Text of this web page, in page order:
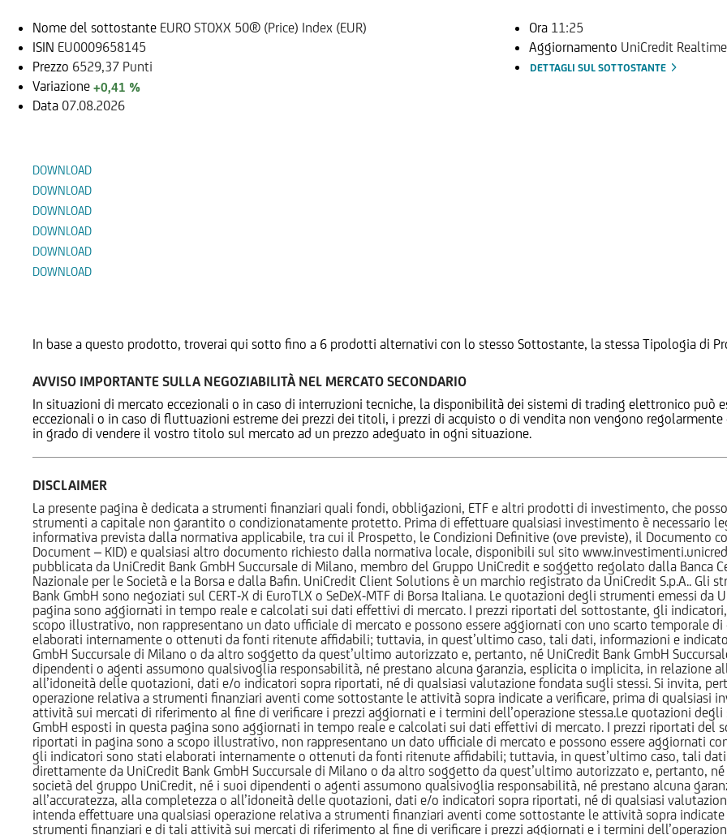
Nome del sottostante EURO STOXX 50® (Price) Index (EUR)
ISIN EU0009658145
Prezzo 6529,37 Punti
Variazione +0,41 %
Data 07.08.2026
Ora 11:25
Aggiornamento UniCredit Realtime
DETTAGLI SUL SOTTOSTANTE
DOWNLOAD
DOWNLOAD
DOWNLOAD
DOWNLOAD
DOWNLOAD
DOWNLOAD
In base a questo prodotto, troverai qui sotto fino a 6 prodotti alternativi con lo stesso Sottostante, la stessa Tipologia di
AVVISO IMPORTANTE SULLA NEGOZIABILITÀ NEL MERCATO SECONDARIO
In situazioni di mercato eccezionali o in caso di interruzioni tecniche, la disponibilità dei sistemi di trading elettronico può
eccezionali o in caso di fluttuazioni estreme dei prezzi dei titoli, i prezzi di acquisto o di vendita non vengono
in grado di vendere il vostro titolo sul mercato ad un prezzo adeguato in ogni situazione.
DISCLAIMER
La presente pagina è dedicata a strumenti finanziari quali fondi, obbligazioni, ETF e altri prodotti di investimento, che
strumenti a capitale non garantito o condizionatamente protetto. Prima di effettuare qualsiasi investimento è necessario
informativa prevista dalla normativa applicabile, tra cui il Prospetto, le Condizioni Definitive (ove previste), il Documento
Document – KID) e qualsiasi altro documento richiesto dalla normativa locale, disponibili sul sito
pubblicata da UniCredit Bank GmbH Succursale di Milano, membro del Gruppo UniCredit e soggetto regolato dalla Banca
Nazionale per le Società e la Borsa e dalla Bafin. UniCredit Client Solutions è un marchio registrato da UniCredit S.p.A.. Gli
Bank GmbH sono negoziati sul CERT-X di EuroTLX o SeDeX-MTF di Borsa Italiana. Le quotazioni degli strumenti emessi da
pagina sono aggiornati in tempo reale e calcolati sui dati effettivi di mercato. I prezzi riportati del sottostante, gli
scopo illustrativo, non rappresentano un dato ufficiale di mercato e possono essere aggiornati con uno scarto temporale
elaborati internamente o ottenuti da fonti ritenute affidabili; tuttavia, in quest’ultimo caso, tali dati, informazioni e
GmbH Succursale di Milano o da altro soggetto da quest’ultimo autorizzato e, pertanto, né UniCredit Bank GmbH
dipendenti o agenti assumono qualsivoglia responsabilità, né prestano alcuna garanzia, esplicita o implicita, in relazione
all’idoneità delle quotazioni, dati e/o indicatori sopra riportati, né di qualsiasi valutazione fondata sugli stessi. Si invita,
operazione relativa a strumenti finanziari aventi come sottostante le attività sopra indicate a verificare, prima di qualsiasi
attività sui mercati di riferimento al fine di verificare i prezzi aggiornati e i termini dell’operazione stessa.Le quotazioni degli
GmbH esposti in questa pagina sono aggiornati in tempo reale e calcolati sui dati effettivi di mercato. I prezzi riportati
riportati in pagina sono a scopo illustrativo, non rappresentano un dato ufficiale di mercato e possono essere aggiornati
gli indicatori sono stati elaborati internamente o ottenuti da fonti ritenute affidabili; tuttavia, in quest’ultimo caso, tali
direttamente da UniCredit Bank GmbH Succursale di Milano o da altro soggetto da quest’ultimo autorizzato e, pertanto,
società del gruppo UniCredit, né i suoi dipendenti o agenti assumono qualsivoglia responsabilità, né prestano alcuna
all’accuratezza, alla completezza o all’idoneità delle quotazioni, dati e/o indicatori sopra riportati, né di qualsiasi
intenda effettuare una qualsiasi operazione relativa a strumenti finanziari aventi come sottostante le attività sopra
strumenti finanziari e di tali attività sui mercati di riferimento al fine di verificare i prezzi aggiornati e i termini